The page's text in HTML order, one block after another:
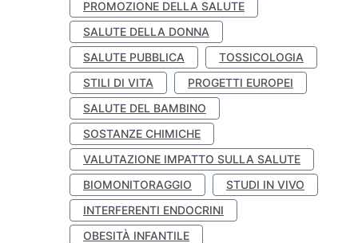
PROMOZIONE DELLA SALUTE
SALUTE DELLA DONNA
SALUTE PUBBLICA
TOSSICOLOGIA
STILI DI VITA
PROGETTI EUROPEI
SALUTE DEL BAMBINO
SOSTANZE CHIMICHE
VALUTAZIONE IMPATTO SULLA SALUTE
BIOMONITORAGGIO
STUDI IN VIVO
INTERFERENTI ENDOCRINI
OBESITÀ INFANTILE